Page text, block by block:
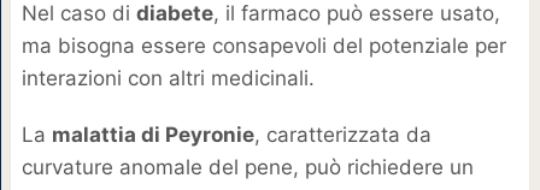
Nel caso di diabete, il farmaco può essere usato,
ma bisogna essere consapevoli del potenziale per
interazioni con altri medicinali.
La malattia di Peyronie, caratterizzata da
curvature anomale del pene, può richiedere un